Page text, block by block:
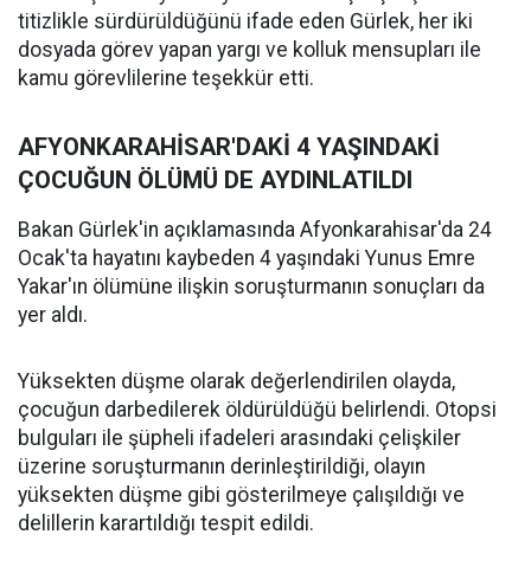
titizlikle sürdürüldüğünü ifade eden Gürlek, her iki
dosyada görev yapan yargı ve kolluk mensupları ile
kamu görevlilerine teşekkür etti.
AFYONKARAHİSAR'DAKİ 4 YAŞINDAKİ
ÇOCUĞUN ÖLÜMÜ DE AYDINLATILDI
Bakan Gürlek'in açıklamasında Afyonkarahisar'da 24
Ocak'ta hayatını kaybeden 4 yaşındaki Yunus Emre
Yakar'ın ölümüne ilişkin soruşturmanın sonuçları da
yer aldı.
Yüksekten düşme olarak değerlendirilen olayda,
çocuğun darbedilerek öldürüldüğü belirlendi. Otopsi
bulguları ile şüpheli ifadeleri arasındaki çelişkiler
üzerine soruşturmanın derinleştirildiği, olayın
yüksekten düşme gibi gösterilmeye çalışıldığı ve
delillerin karartıldığı tespit edildi.